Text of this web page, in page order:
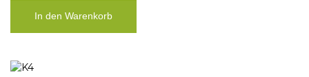
In den Warenkorb